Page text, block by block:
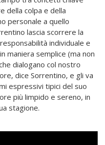
della colpa e della
personale a quello
lascia scorrere la
individuale e
maniera semplice (ma non
dialogano col nostro
dice Sorrentino, e gli va
espressivi tipici del suo
più limpido e sereno, in
stagione.